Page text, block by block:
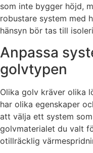
som inte bygger höjd,
robustare system med
hänsyn bör tas till
Anpassa
golvtypen
Olika golv kräver olika
har olika egenskaper
att välja ett system
golvmaterialet du valt
otillräcklig